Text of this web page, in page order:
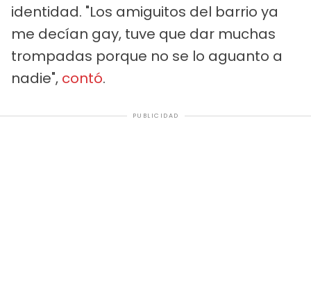
identidad. "Los amiguitos del barrio ya
me decían gay, tuve que dar muchas
trompadas porque no se lo aguanto a
nadie", contó.
PUBLICIDAD